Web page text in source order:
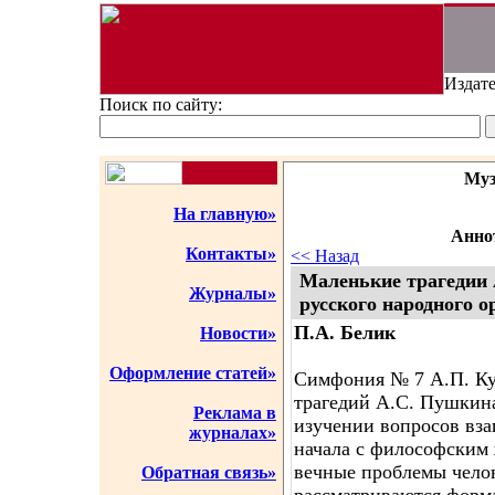
Поиск по сайту:
На главную»
Контакты»
Журналы»
Новости»
Оформление статей»
Реклама в
журналах»
Обратная связь»
<< Назад
Маленькие
русского народного
П.А. Белик
Симфония № 7 А.П.
трагедий А.С.
изучении вопросов
начала с
вечные проблемы